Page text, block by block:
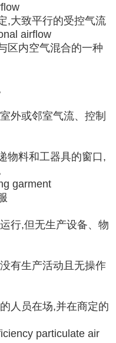
,大致平行的受控气流
airflow
区内空气混合的一种
外或邻室气流、控制
物料和工器具的窗口,
garment
行,但无生产设备、物
有生产活动且无操作
人员在场,并在商定的
particulate air